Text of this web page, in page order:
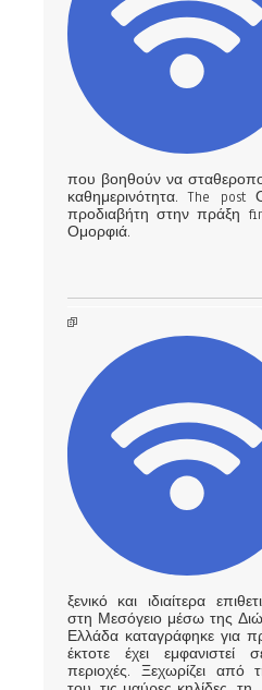
που βοηθούν να
καθημερινότητα. The post
προδιαβήτη στην πράξη
Ομορφιά.
ξενικό και ιδιαίτερα
στη Μεσόγειο μέσω της
Ελλάδα καταγράφηκε για
έκτοτε έχει εμφανιστεί
περιοχές. Ξεχωρίζει από